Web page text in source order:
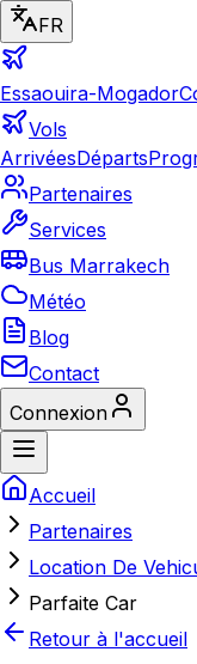
FR
Essaouira-Mogador
Vols
ArrivéesDéparts
Partenaires
Services
Bus Marrakech
Météo
Blog
Contact
Connexion
Accueil
Partenaires
Location De
Parfaite Car
Retour à l'accueil